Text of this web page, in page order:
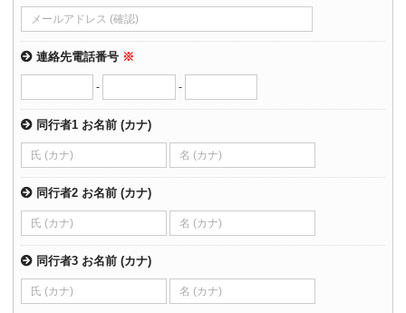
連絡先電話番号 ※
- -
同行者1 お名前 (カナ)
同行者2 お名前 (カナ)
同行者3 お名前 (カナ)